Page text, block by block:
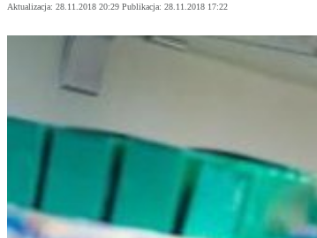
Aktualizacja: 28.11.2018 20:29 Publikacja: 28.11.2018 17:22